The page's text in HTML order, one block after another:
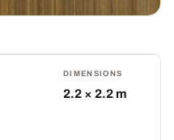
DIMENSIONS
2.2 × 2.2 m